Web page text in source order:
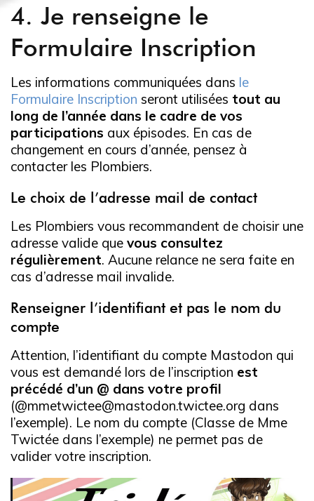
4. Je renseigne le
Formulaire Inscription
Les informations communiquées dans le
Formulaire Inscription seront utilisées tout au
long de l’année dans le cadre de vos
participations aux épisodes. En cas de
changement en cours d’année, pensez à
contacter les Plombiers.
Le choix de l’adresse mail de contact
Les Plombiers vous recommandent de choisir une
adresse valide que vous consultez
régulièrement. Aucune relance ne sera faite en
cas d’adresse mail invalide.
Renseigner l’identifiant et pas le nom du
compte
Attention, l’identifiant du compte Mastodon qui
vous est demandé lors de l’inscription est
précédé d’un @ dans votre profil
(@mmetwictee@mastodon.twictee.org dans
l’exemple). Le nom du compte (Classe de Mme
Twictée dans l’exemple) ne permet pas de
valider votre inscription.